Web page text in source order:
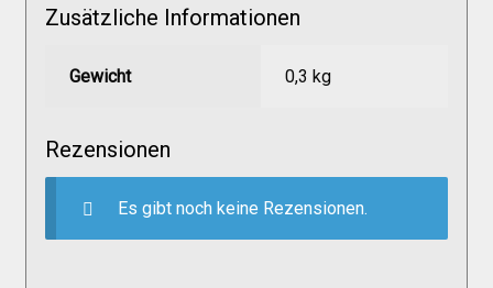
Zusätzliche Informationen
Gewicht 0,3 kg
Rezensionen
Es gibt noch keine Rezensionen.